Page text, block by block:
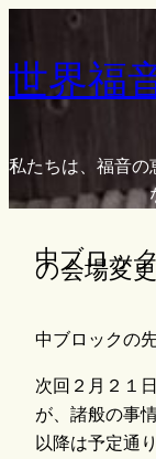
を
ッ
世界福
私たちは、福音
中ブロッ
の会場変
中ブロックの
次回２月２１
が、諸般の事
以降は予定通